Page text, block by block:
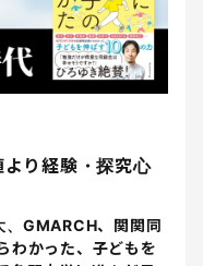
り経験・探究心
、GMARCH、関関同
わかった、子どもを